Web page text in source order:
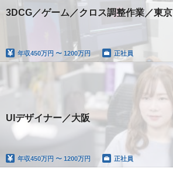
3DCG／ゲーム／クロス調整作業／東京
年収450万円 〜 1200万円 正社員
UIデザイナー／大阪
年収450万円 〜 1200万円 正社員